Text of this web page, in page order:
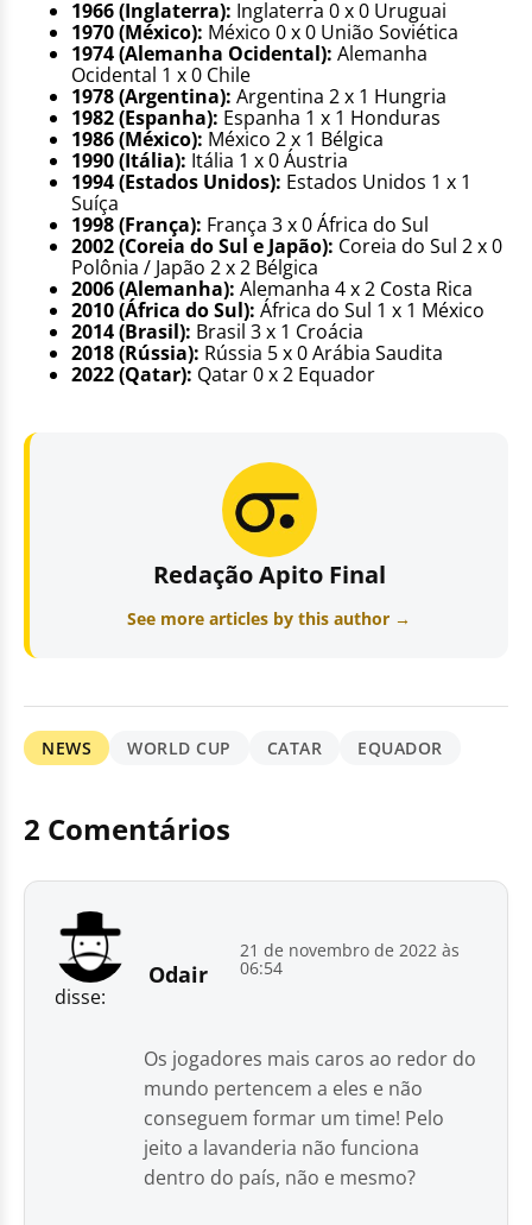
1966 (Inglaterra): Inglaterra 0 x 0 Uruguai
1970 (México): México 0 x 0 União Soviética
1974 (Alemanha Ocidental): Alemanha
Ocidental 1 x 0 Chile
1978 (Argentina): Argentina 2 x 1 Hungria
1982 (Espanha): Espanha 1 x 1 Honduras
1986 (México): México 2 x 1 Bélgica
1990 (Itália): Itália 1 x 0 Áustria
1994 (Estados Unidos): Estados Unidos 1 x 1
Suíça
1998 (França): França 3 x 0 África do Sul
2002 (Coreia do Sul e Japão): Coreia do Sul 2 x 0
Polônia / Japão 2 x 2 Bélgica
2006 (Alemanha): Alemanha 4 x 2 Costa Rica
2010 (África do Sul): África do Sul 1 x 1 México
2014 (Brasil): Brasil 3 x 1 Croácia
2018 (Rússia): Rússia 5 x 0 Arábia Saudita
2022 (Qatar): Qatar 0 x 2 Equador
Redação Apito Final
See more articles by this author →
NEWS WORLD CUP CATAR EQUADOR
2 Comentários
Odair
disse:
21 de novembro de 2022 às
06:54
Os jogadores mais caros ao redor do
mundo pertencem a eles e não
conseguem formar um time! Pelo
jeito a lavanderia não funciona
dentro do país, não e mesmo?